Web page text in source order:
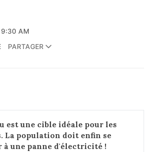
9:30 AM
PARTAGER
est une cible idéale pour les
La population doit enfin se
à une panne d'électricité !